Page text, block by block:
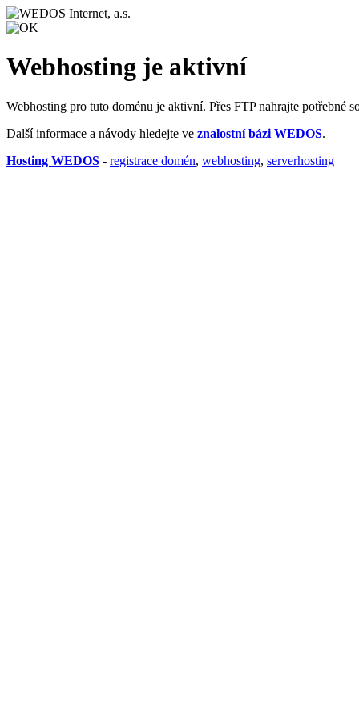
Webhosting je aktivní
Webhosting pro tuto doménu je aktivní. Přes FTP nahrajte potřebné
Další informace a návody hledejte ve znalostní bázi WEDOS.
Hosting WEDOS - registrace domén, webhosting, serverhosting